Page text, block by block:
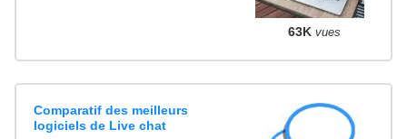
63K vues
Comparatif des meilleurs
logiciels de Live chat